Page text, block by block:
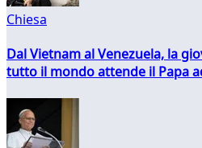
Chiesa
Dal Vietnam al Venezuela, la
tutto il mondo attende il Papa